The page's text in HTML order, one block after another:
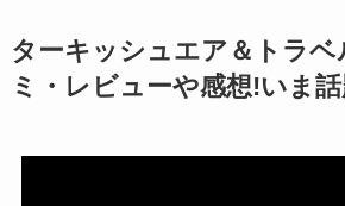
ターキッシュエア＆トラベ
ミ・レビューや感想!いま